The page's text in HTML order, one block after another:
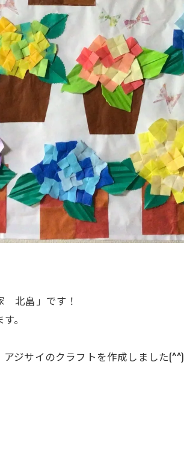
北畠」です！
。
ジサイのクラフトを作成しました(^^)